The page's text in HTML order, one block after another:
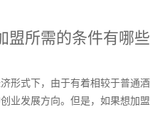
盟所需的条件有哪些
形式下，由于有着相较于普通
业发展方向。但是，如果想加